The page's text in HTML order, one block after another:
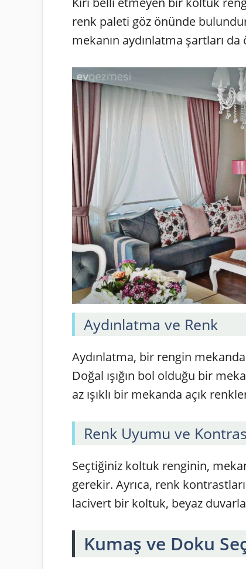
renk paleti göz önünde
mekanın aydınlatma şartları
Aydınlatma ve Renk
Aydınlatma, bir rengin
Doğal ışığın bol olduğu bir
az ışıklı bir mekanda açık
Renk Uyumu ve
Seçtiğiniz koltuk renginin,
gerekir. Ayrıca, renk
lacivert bir koltuk, beyaz
Kumaş ve Doku